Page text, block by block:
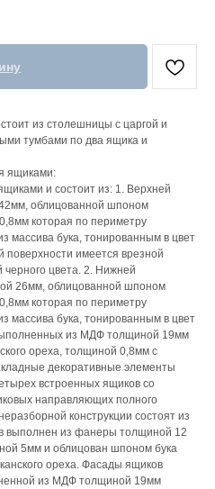
из столешницы c царгой и
тумбами по два ящика и
ящиками:
и состоит из: 1. Верхней
облицованной шпоном
которая по периметру
бука, тонированным в цвет
поверхности имеется врезной
черного цвета. 2. Нижней
26мм, облицованной шпоном
которая по периметру
бука, тонированным в цвет
из МДФ толщиной 19мм
ореха, толщиной 0,8мм с
декоративные элементы
встроенных ящиков со
направляющих полного
конструкции состоят из
выполнен из фанеры толщиной 12
5мм и облицован шпоном бука
ореха. Фасады ящиков
из МДФ толщиной 19мм